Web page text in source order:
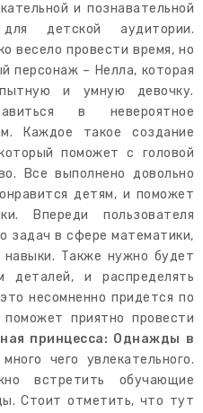
и познавательной
детской аудитории.
весело провести время, но
персонаж – Нелла, которая
и умную девочку.
в невероятное
Каждое такое создание
поможет с головой
Все выполнено довольно
детям, и поможет
Впереди пользователя
задач в сфере математики,
Также нужно будет
деталей, и распределять
несомненно придется по
приятно провести
принцесса: Однажды в
чего увлекательного.
встретить обучающие
Стоит отметить, что тут